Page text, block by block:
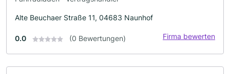
Alte Beuchaer Straße 11, 04683 Naunhof
0.0 (0 Bewertungen) Firma bewerten